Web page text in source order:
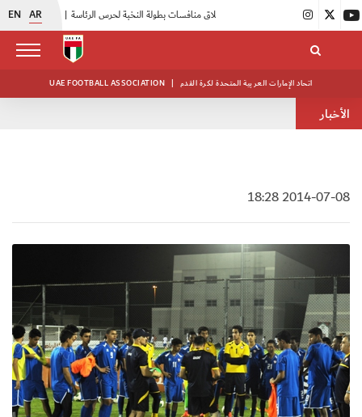
EN AR |
UAE FOOTBALL ASSOCIATION | اتحاد الإمارات العربية المتحدة لكرة القدم
الأخبار
2014-07-08 18:28